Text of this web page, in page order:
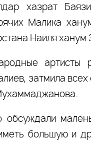
хазрат
Малика
Наиля ханум
артисты
затмила
большую и